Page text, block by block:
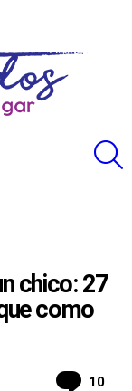
chico: 27
como
10